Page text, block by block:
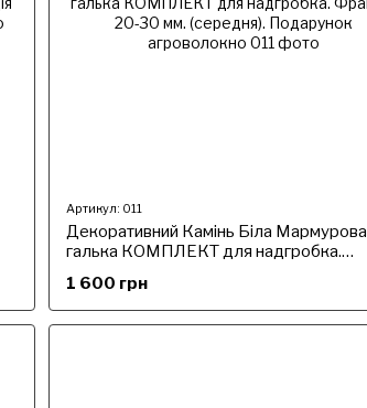
Артикул: 011
Декоративний Камінь Біла Мармурова
галька КОМПЛЕКТ для надгробка.
агроволокно
1 600 грн